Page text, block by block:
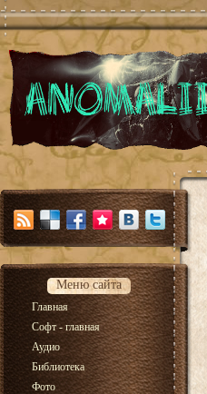
Меню сайта
Главная
Софт - главная
Аудио
Библиотека
Фото